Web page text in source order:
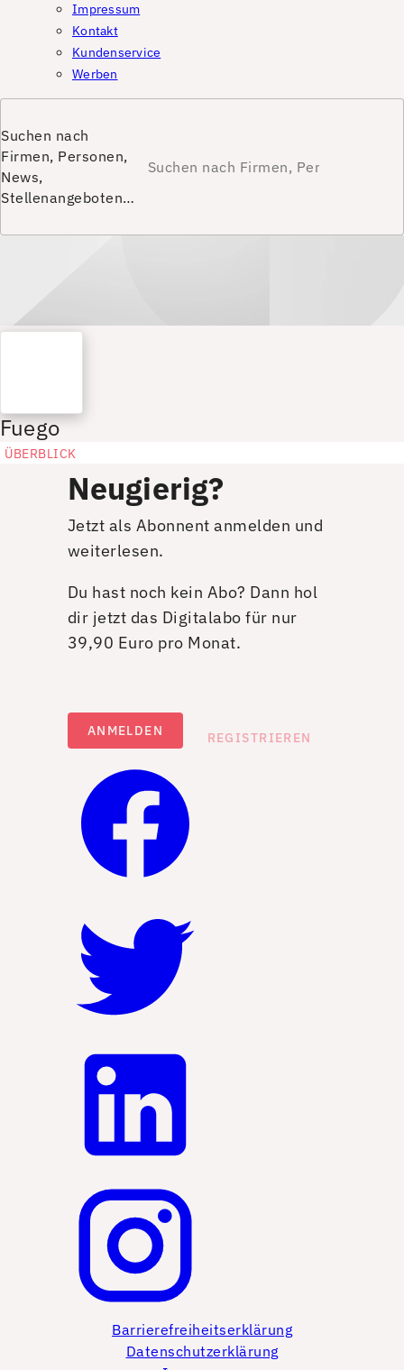
Impressum
Kontakt
Kundenservice
Werben
Suchen nach
Firmen, Personen,
News,
Stellenangeboten…
Fuego
ÜBERBLICK
Neugierig?
Jetzt als Abonnent anmelden und
weiterlesen.
Du hast noch kein Abo? Dann hol
dir jetzt das Digitalabo für nur
39,90 Euro pro Monat.
ANMELDEN REGISTRIEREN
Barrierefreiheitserklärung
Datenschutzerklärung